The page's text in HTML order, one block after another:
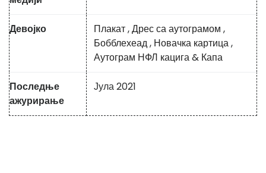
Девојко Плакат,Дрес са аутограмом ,
Бобблехеад, Новачка картица,
Аутограм НФЛ кацига& Капа
Последње
ажурирање
Јула 2021